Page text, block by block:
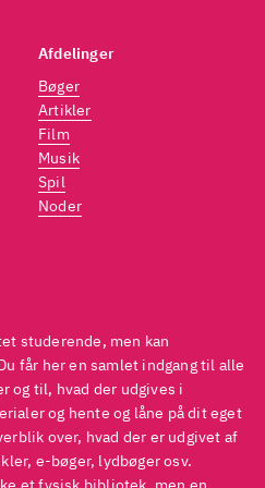
på
vis, og
som
En
studerende, men kan
får her en samlet indgang til alle
og til, hvad der udgives i
og hente og låne på dit eget
over, hvad der er udgivet af
e-bøger, lydbøger osv.
Afdelinger
Bøger
Artikler
Film
Musik
Spil
Noder